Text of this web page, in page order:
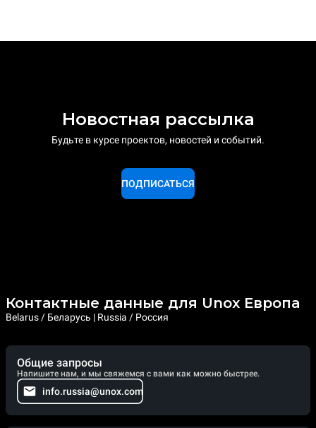
Новостная рассылка
Будьте в курсе проектов, новостей и событий.
ПОДПИСАТЬСЯ
Контактные данные для Unox Европа
Belarus / Беларусь | Russia / Россия
Общие запросы
Напишите нам, и мы свяжемся с вами как можно быстрее.
info.russia@unox.com